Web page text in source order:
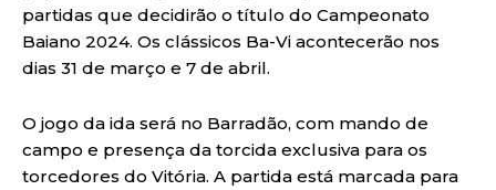
partidas que decidirão o título do Campeonato
Baiano 2024. Os clássicos Ba-Vi acontecerão nos
dias 31 de março e 7 de abril.
O jogo da ida será no Barradão, com mando de
campo e presença da torcida exclusiva para os
torcedores do Vitória. A partida está marcada para